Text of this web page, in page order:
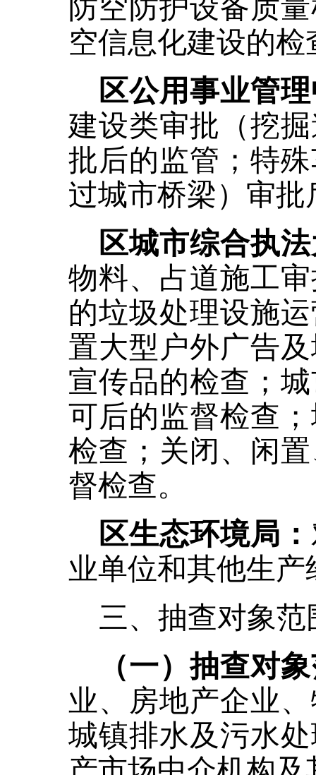
防空防护设备质
空信息化建设的检
区公用事业管
建设类审批（挖
批后的监管；特
过城市桥梁）审
区城市综合执
物料、占道施工
的垃圾处理设施
置大型户外广告
宣传品的检查；
可后的监督检查
检查；关闭、闲
督检查。
区生态环境局：
业单位和其他生
三、抽查对象范
（一）抽查对
业、房地产企业
城镇排水及污水